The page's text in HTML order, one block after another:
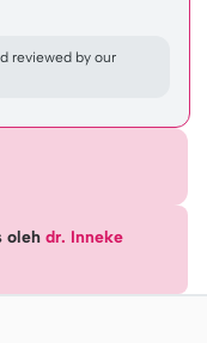
reviewed by our
oleh dr. Inneke